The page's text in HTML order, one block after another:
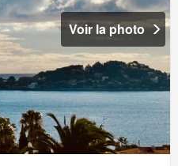
Voir la photo